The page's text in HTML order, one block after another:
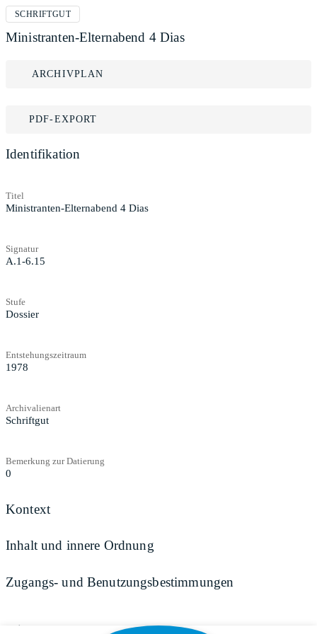
SCHRIFTGUT
Ministranten-Elternabend 4 Dias
ARCHIVPLAN
PDF-EXPORT
Identifikation
Titel
Ministranten-Elternabend 4 Dias
Signatur
A.1-6.15
Stufe
Dossier
Entstehungszeitraum
1978
Archivalienart
Schriftgut
Bemerkung zur Datierung
0
Kontext
Inhalt und innere Ordnung
Zugangs- und Benutzungsbestimmungen
Teilen